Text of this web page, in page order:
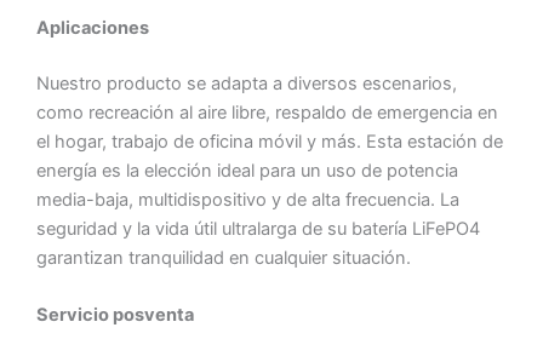
Aplicaciones
Nuestro producto se adapta a diversos escenarios,
como recreación al aire libre, respaldo de emergencia en
el hogar, trabajo de oficina móvil y más. Esta estación de
energía es la elección ideal para un uso de potencia
media-baja, multidispositivo y de alta frecuencia. La
seguridad y la vida útil ultralarga de su batería LiFePO4
garantizan tranquilidad en cualquier situación.
Servicio posventa